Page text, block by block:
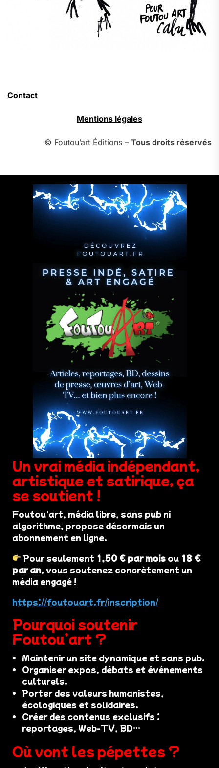
Contact
Mentions légales
© Foutou’art Éditions – Tous droits réservés
Un vrai média indépendant,
artistique et satirique, ça
se soutient !
Foutou'art, média libre, sans pub ni
algorithme, propose désormais un
abonnement en ligne.
Pour seulement 1,50 € par mois ou 18 €
par an, vous soutenez concrètement un
média engagé !
https://foutouart.fr/inscription/
Pourquoi soutenir
Foutou’art ?
Maintenir un site dynamique et sans pub.
Organiser expos, débats et événements
culturels.
Porter des valeurs humanistes,
écologiques et solidaires.
Créer des contenus exclusifs :
reportages, Web-TV, BD…
Où vont les pépettes ?